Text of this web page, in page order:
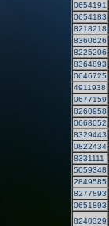
0654191
0654183
8218218
8360626
8225206
8364893
0646725
4911938
0677159
8260958
0668052
8329443
0822434
8331111
5059348
2849585
8277893
0651893
8240329